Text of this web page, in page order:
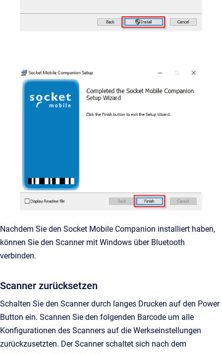
Nachdem Sie den Socket Mobile Companion installiert haben,
können Sie den Scanner mit Windows über Bluetooth
verbinden.
Scanner zurücksetzen
Schalten Sie den Scanner durch langes Drucken auf den Power
Button ein. Scannen Sie den folgenden Barcode um alle
Konfigurationen des Scanners auf die Werkseinstellungen
zurückzusetzten. Der Scanner schaltet sich nach dem